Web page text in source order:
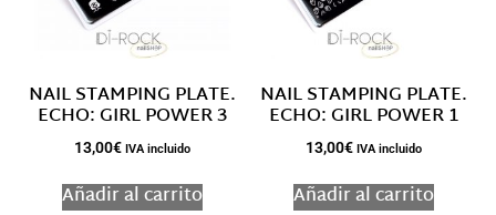
NAIL STAMPING PLATE.
ECHO: GIRL POWER 3
13,00€ IVA incluido
Añadir al carrito
NAIL STAMPING PLATE.
ECHO: GIRL POWER 1
13,00€ IVA incluido
Añadir al carrito